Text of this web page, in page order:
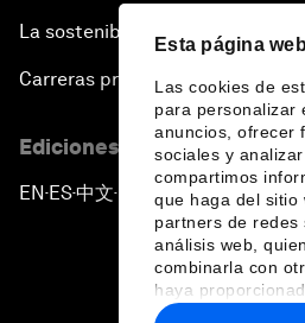
Esta página
Las cookies de
para personalizar
anuncios, ofrecer
sociales y
compartimos
que haga del sitio
partners de redes
análisis web,
combinarla con
haya
recopilado a partir
La sostenibilidad en el Foro
Carreras profesionales
Ediciones en otros idiomas
EN ▪ES▪中文▪ 日本語